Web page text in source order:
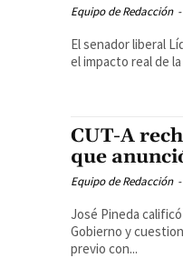
Equipo de Redacción -
El senador liberal
el impacto real de
CUT-A
que
Equipo de Redacción -
José Pineda
Gobierno y
previo con...